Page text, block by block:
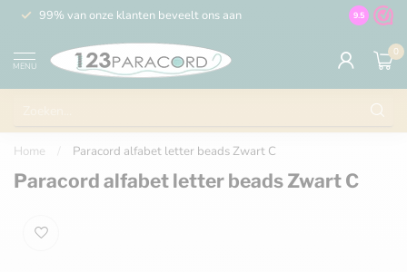
99% van onze klanten beveelt ons aan 100% de
9.5
MENU
0
Home Paracord alfabet letter beads Zwart C
Paracord alfabet letter beads Zwart C